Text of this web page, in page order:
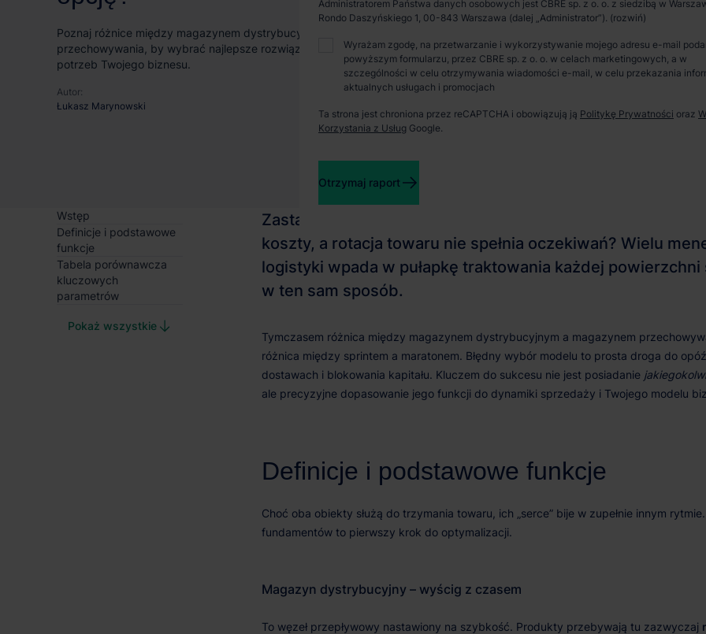
Poznaj różnice między magazynem dystrybucyjnym a magazynem
przechowywania, by wybrać najlepsze rozwiązanie dostosowane do
potrzeb Twojego biznesu.
Autor:
Łukasz Marynowski
Wstęp
Definicje i podstawowe
funkcje
Tabela porównawcza
kluczowych
parametrów
Pokaż wszystkie
Spotkanie i wizja lokalna
Zaprosimy Cię na spotkanie, omówimy szczegóły i
pokażemy inwestycje.
Administratorem Państwa danych osobowych jest CBRE sp. z o. o. z siedzibą w
Rondo Daszyńskiego 1, 00-843 Warszawa (dalej „Administrator”).
Wyrażam zgodę, na przetwarzanie i wykorzystywanie mojego adresu e-mail
powyższym formularzu, przez CBRE sp. z o. o. w celach marketingowych, a w
szczególności w celu otrzymywania wiadomości e-mail, w celu przekazania
aktualnych usługach i promocjach
Ta strona jest chroniona przez reCAPTCHA i obowiązują ją Politykę Prywatności oraz
Korzystania z Usług Google.
Otrzymaj raport